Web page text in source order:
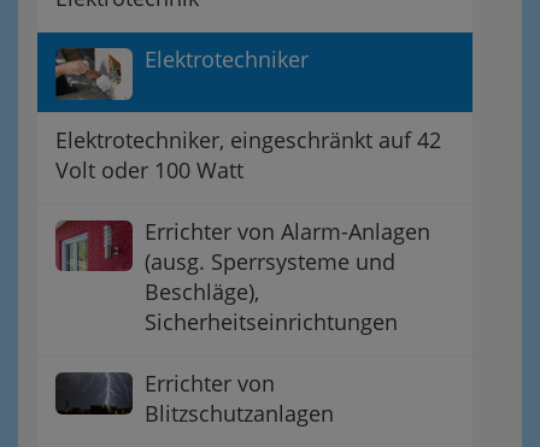
Elektrotechniker
Elektrotechniker, eingeschränkt auf 42
Volt oder 100 Watt
Errichter von Alarm-Anlagen
(ausg. Sperrsysteme und
Beschläge),
Sicherheitseinrichtungen
Errichter von
Blitzschutzanlagen